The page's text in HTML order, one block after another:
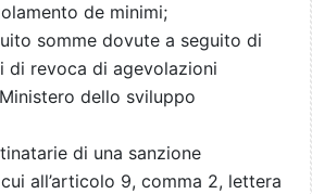
de minimi;
somme dovute a seguito di
di revoca di agevolazioni
dello sviluppo
di una sanzione
all’articolo 9, comma 2, lettera